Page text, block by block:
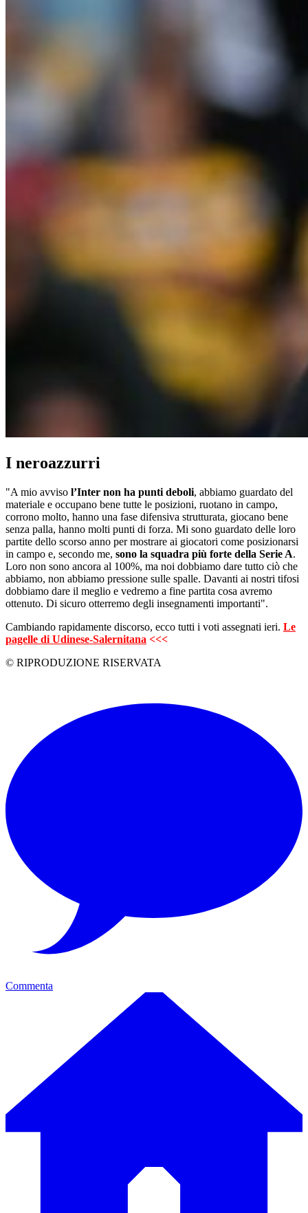
I neroazzurri
"A mio avviso l’Inter non ha punti deboli, abbiamo guardato del
materiale e occupano bene tutte le posizioni, ruotano in campo,
corrono molto, hanno una fase difensiva strutturata, giocano bene
senza palla, hanno molti punti di forza. Mi sono guardato delle loro
partite dello scorso anno per mostrare ai giocatori come posizionarsi
in campo e, secondo me, sono la squadra più forte della Serie A.
Loro non sono ancora al 100%, ma noi dobbiamo dare tutto ciò che
abbiamo, non abbiamo pressione sulle spalle. Davanti ai nostri tifosi
dobbiamo dare il meglio e vedremo a fine partita cosa avremo
ottenuto. Di sicuro otterremo degli insegnamenti importanti".
Cambiando rapidamente discorso, ecco tutti i voti assegnati ieri. Le
pagelle di Udinese-Salernitana <<<
© RIPRODUZIONE RISERVATA
Commenta